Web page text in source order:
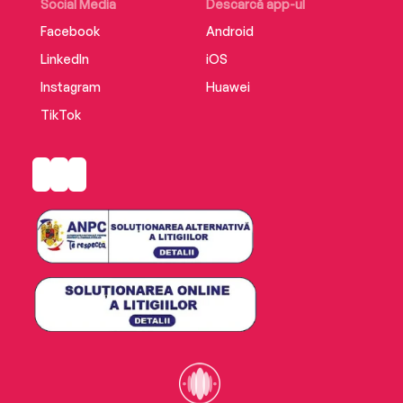
Social Media
Facebook
LinkedIn
Instagram
TikTok
Descarcă app-ul
Android
iOS
Huawei